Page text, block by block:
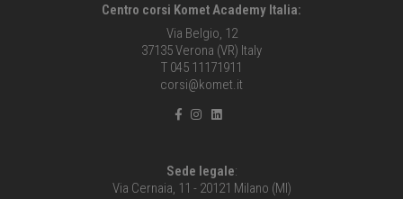
Centro corsi Komet Academy Italia:
Via Belgio, 12
37135 Verona (VR) Italy
T 045 11171911
corsi@komet.it
Sede legale:
Via Cernaia, 11 - 20121 Milano (MI)